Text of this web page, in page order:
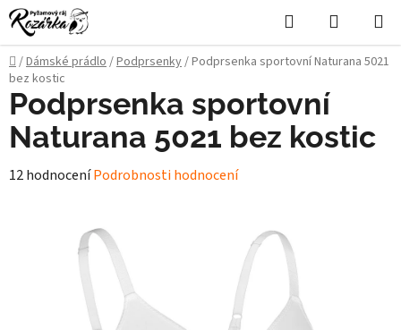
Přejít
na
obsah
Hledat
KOŠÍK
Domů
/Dámské prádlo/Podprsenky/Podprsenka sportovní Naturana 5021
bez kostic
Podprsenka sportovní
Naturana 5021 bez kostic
Průměrné
12 hodnoceníPodrobnosti hodnocení